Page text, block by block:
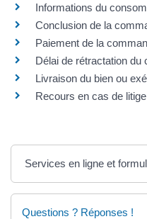
Informations du
Conclusion de la
Paiement de la
Délai de rétractation du
Livraison du bien ou
Recours en cas de litige
Services en ligne et
Questions ? Réponses !